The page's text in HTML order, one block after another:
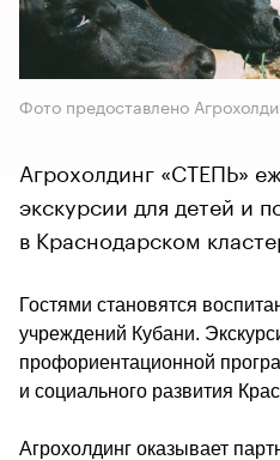
Фото предоставлено
Агрохолдинг «СТЕПЬ»
экскурсии для детей и
в Краснодарском
Гостями становятся
учреждений Кубани.
профориентационной
и социального развития
Агрохолдинг оказывает